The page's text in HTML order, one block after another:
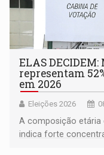
ELAS
representam
em 2026
Eleições 2026
A composição etária
indica forte